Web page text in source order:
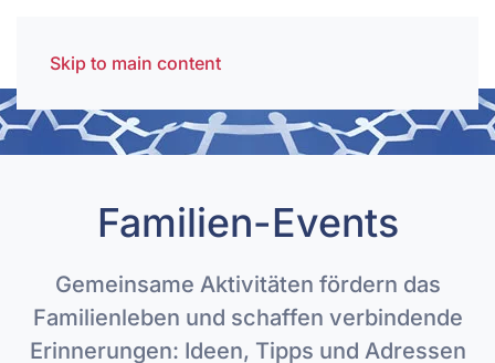
Skip to main content
Familien-Events
Gemeinsame Aktivitäten fördern das
Familienleben und schaffen verbindende
Erinnerungen: Ideen, Tipps und Adressen